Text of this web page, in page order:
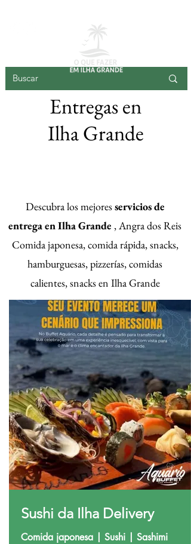
Entregas en
Ilha Grande
Descubra los mejoresservicios de
entrega en Ilha Grande , Angra dos Reis
Comida japonesa, comida rápida, snacks,
hamburguesas, pizzerías, comidas
calientes, snacks en Ilha Grande
Sushi da Ilha Delivery
Comida japonesa | Sushi | Sashimi